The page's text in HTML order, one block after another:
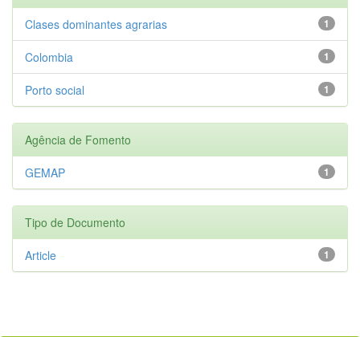
1
Clases dominantes agrarias
1
Colombia
1
Porto social
Agência de Fomento
1
GEMAP
Tipo de Documento
1
Article